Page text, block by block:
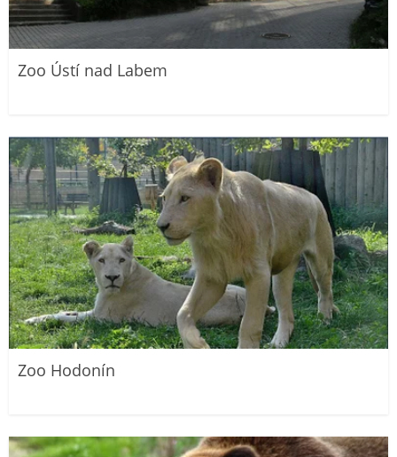
Zoo Ústí nad Labem
Zoo Hodonín